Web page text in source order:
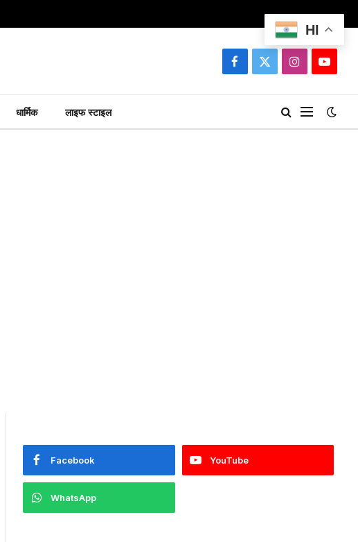
Facebook
X
Instagram
धार्मिक लाइफ स्टाइल
Facebook YouTube
WhatsApp
HI